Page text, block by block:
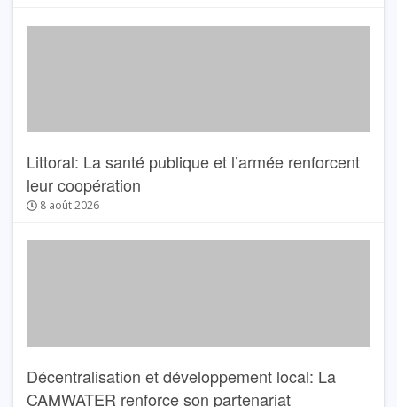
Littoral: La santé publique et l’armée renforcent
leur coopération
8 août 2026
Décentralisation et développement local: La
CAMWATER renforce son partenariat